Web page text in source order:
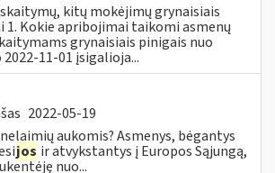
kitų mokėjimų grynaisiais
1. Kokie apribojimai taikomi asmenų
grynaisiais pinigais nuo
2022-11-01 įsigalioja...
2022-05-19
aukomis? Asmenys, bėgantys
jos ir atvykstantys į Europos Sąjungą,
nuo...